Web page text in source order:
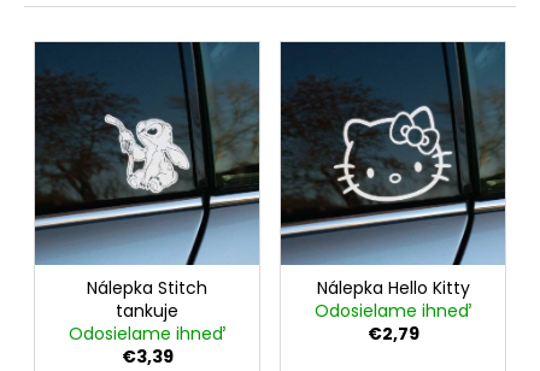
n
e
p
o
d
u
k
V
ý
p
s
p
o
Nálepka Stitch
tankuje
Odosielame ihneď
€3,39
Nálepka Hello Kitty
Odosielame ihneď
€2,79
e